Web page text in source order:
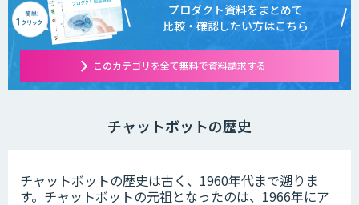
プロダクト資料をまとめて
比較・確認したい方はこちら
このカテゴリを全て無料で資料請求する
チャットボットの歴史
チャットボットの歴史は古く、1960年代まで遡りま
す。チャットボットの元祖となったのは、1966年にア